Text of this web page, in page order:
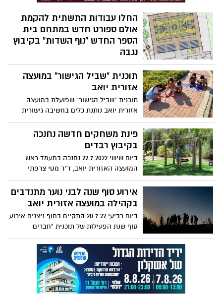
החלו עבודות התשתית להקמת
אולם ספורט חדש במתחם בית
הספר החדש "נוף השדות" בקיבוץ
נגבה
מועצה אזורית יואב, באמצעות מחלקות
ההנדסה והספורט, החלה בעבודות התשתית
והכשרת השטח להקמת אולם ספורט חדש
במתחם בית הספר "נוף השדות" בקיבוץ
נגבה.
תוכנית "שביל הגישור" במועצה
אזורית יואב
תוכנית "שביל הגישור" שפועלת במועצה
אזורית יואב נותנת כלים בחשיבה גישורית
לצוותי החינוך ולמשתתפים מהקהילה.
פינת משחקים חדשה נחנכה
בקיבוץ רבדים
ביום שישי 22.7.2022 נחנכה במעמד ראש
המועצה האזורית יואב, ד"ר מטי צרפתי
הרכבי, גינת המשחקים החדשה בקיבוץ
רבדים ובה מגוון מתקני משחק לקטנים
ולגדולים, הצללה ומשטח דשא.
אירוע סוף שנה לבני נוער מתנדבים
בקהילה במועצה אזורית יואב
ביום רביעי 20.7.22 התקיים בחוף ניצנים אירוע
סוף שנת הפעילות של תוכנית "חברים
מיוחדים״ יחד עם כל השותפים והמתנדבים
בפרויקט חשוב זה.